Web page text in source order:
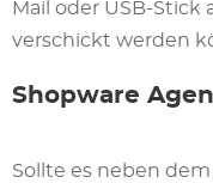
Mail oder USB-
verschickt werden
Shopware
Sollte es neben